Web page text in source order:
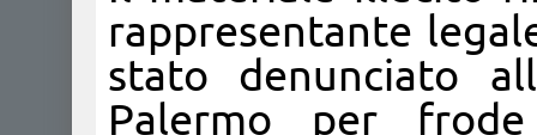
rappresentante
stato denunciato
Palermo per frode